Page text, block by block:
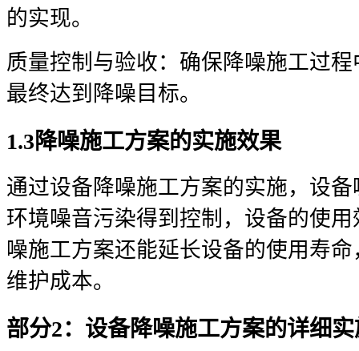
的实现。
质量控制与验收：确保降噪施工过
最终达到降噪目标。
1.3降噪施工方案的实施效果
通过设备降噪施工方案的实施，设
环境噪音污染得到控制，设备的使
噪施工方案还能延长设备的使用寿
维护成本。
部分2：设备降噪施工方案的详细